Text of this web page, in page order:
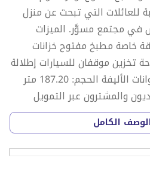
للعائلات التي تبحث عن منزل
في مجتمع مسوَّر. الميزات
خاصة مطبخ مفتوح خزانات
تخزين موقفان للسيارات إطلالة
على المجتمع مناسب للحيوانات الأليفة الحجم: 187.20 متر
والمشترون عبر التمويل
للانتقال قائمة حصرية موقفين
خادمة المفتاح معنا اتصل
3,650,000 درهم إماراتي غير قابل للتفاوض
الكامل